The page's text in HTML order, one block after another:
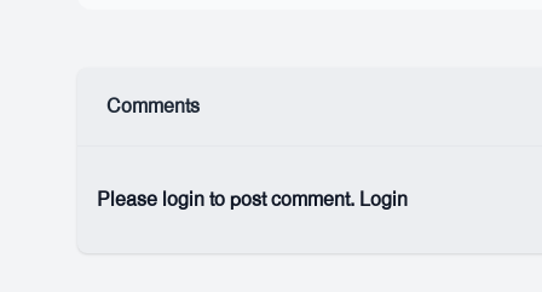
Comments
Please login to post comment. Login